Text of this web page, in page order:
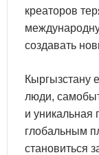
креаторов
создавать
Кыргызстану
люди,
и уникальная
глобальным
становиться